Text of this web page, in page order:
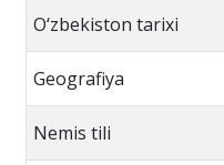
O‘zbekiston tarixi
Geografiya
Nemis tili